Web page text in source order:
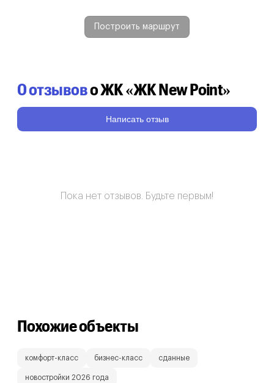
Построить маршрут
0 отзывово ЖК «ЖК New Point»
Написать отзыв
Пока нет отзывов. Будьте первым!
Похожие объекты
комфорт-класс бизнес-класс сданные
новостройки 2026 года